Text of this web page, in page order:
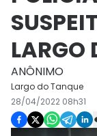
LARGO
ANÔNIMO
Largo do Tanque
28/04/2022 08h31